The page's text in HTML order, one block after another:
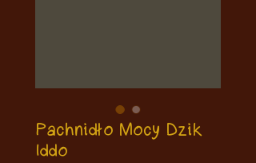
Pachnidło Mocy Dzik
Iddo